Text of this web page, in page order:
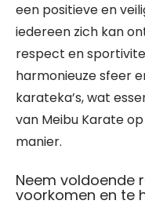
een positieve en
iedereen zich kan
respect en
harmonieuze sfeer
karateka’s, wat
van Meibu Karate
manier.
Neem voldoende
voorkomen en te